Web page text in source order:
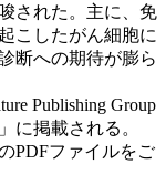
された。主に、免
こしたがん細胞に
断への期待が膨ら
Publishing Group
に掲載される。
PDFファイルをご